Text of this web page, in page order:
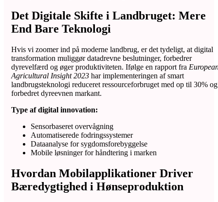
Det Digitale Skifte i Landbruget: Mere
End Bare Teknologi
Hvis vi zoomer ind på moderne landbrug, er det tydeligt, at digital
transformation muliggør datadrevne beslutninger, forbedrer
dyrevelfærd og øger produktiviteten. Ifølge en rapport fra
Agricultural Insight 2023 har implementeringen af smart
landbrugsteknologi reduceret ressourceforbruget med op til 30% og
forbedret dyreevnen markant.
Type af digital innovation:
Sensorbaseret overvågning
Automatiserede fodringssystemer
Dataanalyse for sygdomsforebyggelse
Mobile løsninger for håndtering i marken
Hvordan Mobilapplikationer Driver
Bæredygtighed i Hønseproduktion